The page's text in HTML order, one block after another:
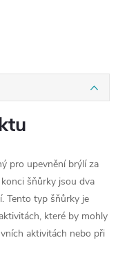
pro upevnění brýlí za
šňůrky jsou dva
Tento typ šňůrky je
které by mohly
aktivitách nebo při